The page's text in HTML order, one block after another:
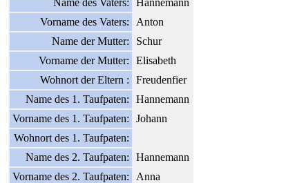
Name des Vaters:
Hannemann
Vorname des Vaters:
Anton
Name der Mutter:
Schur
Vorname der Mutter:
Elisabeth
Wohnort der Eltern :
Freudenfier
Name des 1. Taufpaten:
Hannemann
Vorname des 1. Taufpaten:
Johann
Wohnort des 1. Taufpaten:
Name des 2. Taufpaten:
Hannemann
Vorname des 2. Taufpaten:
Anna